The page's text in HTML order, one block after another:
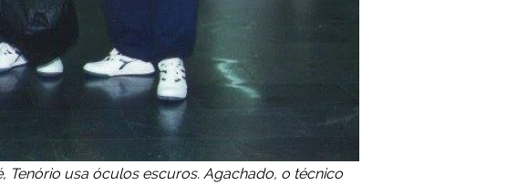
Tenório usa óculos escuros. Agachado, o técnico